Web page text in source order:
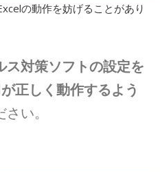
の動作を妨げることがあり
ス対策ソフトの設定を
正しく動作するよう
い。